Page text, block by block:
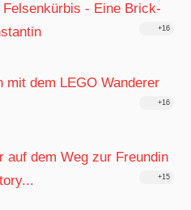
Felsenkürbis - Eine Brick-
+16
mit dem LEGO Wanderer
+16
auf dem Weg zur Freundin
+15